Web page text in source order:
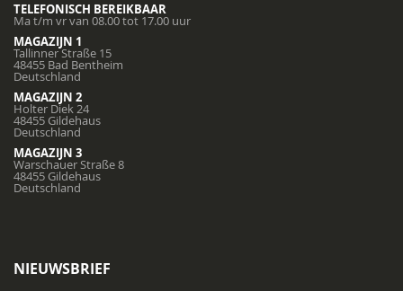
TELEFONISCH BEREIKBAAR
Ma t/m vr van 08.00 tot 17.00 uur
MAGAZIJN 1
Tallinner Straße 15
48455 Bad Bentheim
Deutschland
MAGAZIJN 2
Holter Diek 24
48455 Gildehaus
Deutschland
MAGAZIJN 3
Warschauer Straße 8
48455 Gildehaus
Deutschland
NIEUWSBRIEF